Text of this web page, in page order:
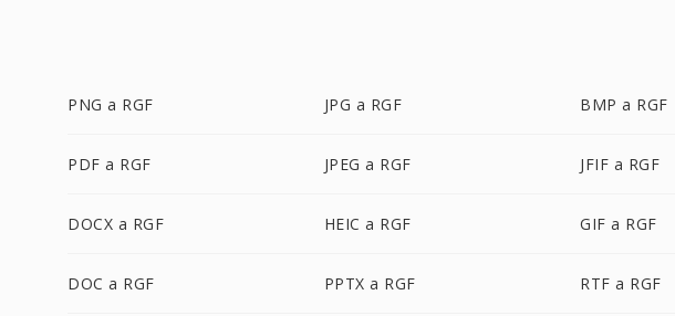
PNG a RGF JPG a RGF BMP a RGF
PDF a RGF JPEG a RGF JFIF a RGF
DOCX a RGF HEIC a RGF GIF a RGF
DOC a RGF PPTX a RGF RTF a RGF